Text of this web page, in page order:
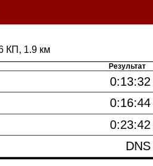
КП, 1.9 км
Результат
0:13:32
0:16:44
0:23:42
DNS